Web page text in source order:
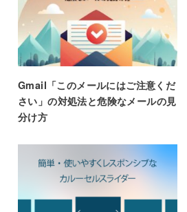
Gmail「このメールにはご注意くだ
さい」の対処法と危険なメールの見
分け方